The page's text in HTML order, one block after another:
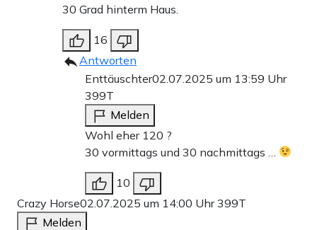
30 Grad hinterm Haus.
16
Antworten
Enttäuschter02.07.2025 um 13:59 Uhr
399T
Melden
Wohl eher 120 ?
30 vormittags und 30 nachmittags …
10
Crazy Horse02.07.2025 um 14:00 Uhr399T
Melden